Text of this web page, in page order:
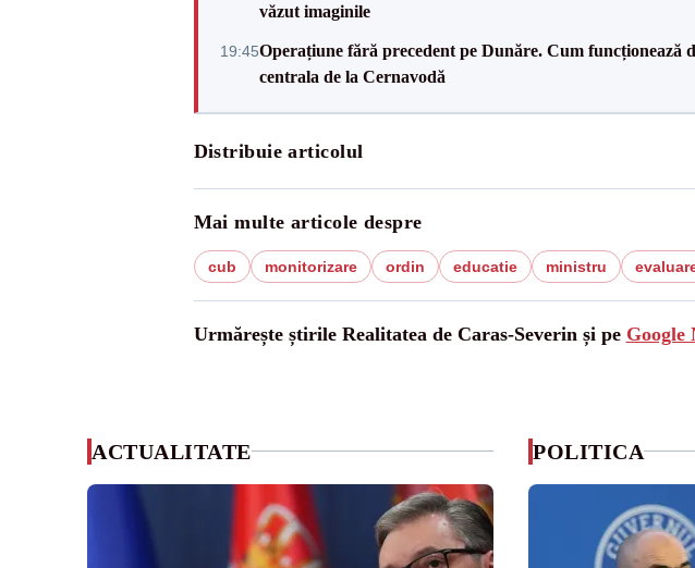
văzut imaginile
19:45Operațiune fără precedent pe Dunăre. Cum funcționează
centrala de la Cernavodă
Distribuie articolul
Mai multe articole despre
cub monitorizare ordin educatie ministru
Urmărește știrile Realitatea de Caras-Severin și pe Google
ACTUALITATE POLITICA